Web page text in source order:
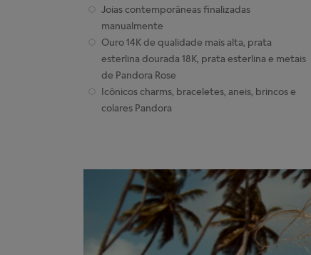
Joias contemporâneas finalizadas
manualmente
Ouro 14K de qualidade mais alta, prata
esterlina dourada 18K, prata esterlina e metais
de Pandora Rose
Icônicos charms, braceletes, aneis, brincos e
colares Pandora